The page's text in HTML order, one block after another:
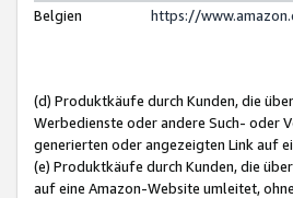
Belgien
https://
(d) Produktkäufe durch Kunden, die
Werbedienste oder andere Such- oder
generierten oder angezeigten Link auf
(e) Produktkäufe durch Kunden, die
auf eine Amazon-Website umleitet,